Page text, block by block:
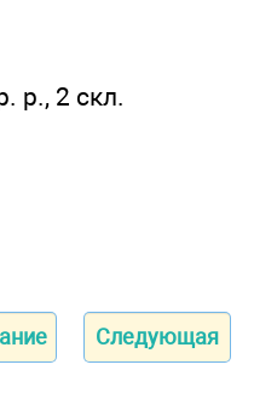
р., 2 скл.
Следующая